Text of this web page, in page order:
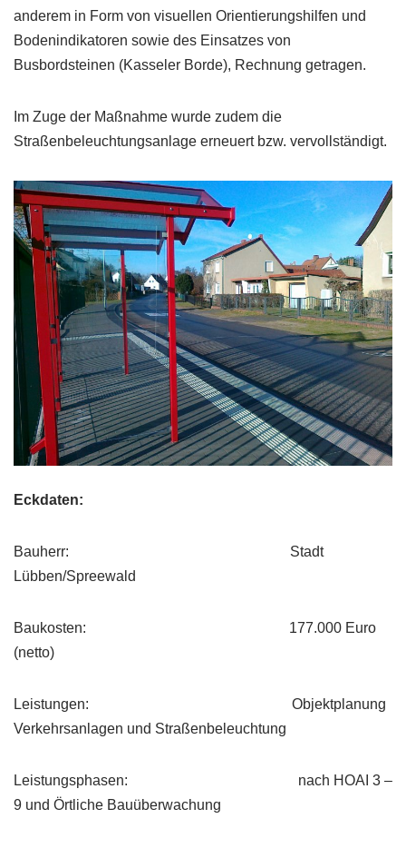
anderem in Form von visuellen Orientierungshilfen und
Bodenindikatoren sowie des Einsatzes von
Busbordsteinen (Kasseler Borde), Rechnung getragen.
Im Zuge der Maßnahme wurde zudem die
Straßenbeleuchtungsanlage erneuert bzw. vervollständigt.
Eckdaten:
Bauherr: Stadt
Lübben/Spreewald
Baukosten: 177.000 Euro
(netto)
Leistungen: Objektplanung
Verkehrsanlagen und Straßenbeleuchtung
Leistungsphasen: nach HOAI 3 –
9 und Örtliche Bauüberwachung